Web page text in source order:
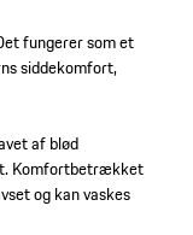
fungerer som et
siddekomfort,
af blød
Komfortbetrækket
og kan vaskes